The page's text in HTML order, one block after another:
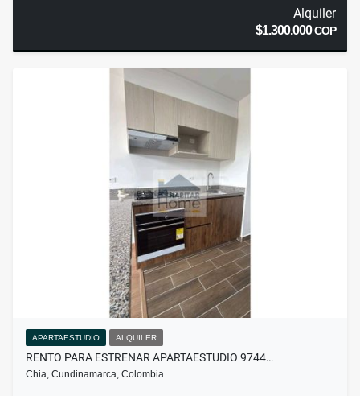
Alquiler
$1.300.000COP
APARTAESTUDIO ALQUILER
RENTO PARA ESTRENAR APARTAESTUDIO 9744…
Chia, Cundinamarca, Colombia